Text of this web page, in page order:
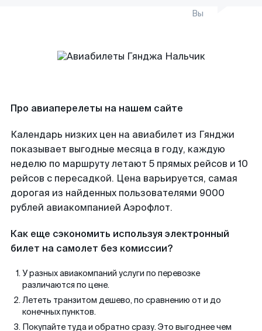
Вы
Про авиаперелеты на нашем сайте
Календарь низких цен на авиабилет из Гянджи
показывает выгодные месяца в году, каждую
неделю по маршруту летают 5 прямых рейсов и 10
рейсов с пересадкой. Цена варьируется, самая
дорогая из найденных пользователями 9000
рублей авиакомпанией Аэрофлот.
Как еще сэкономить используя электронный
билет на самолет без комиссии?
У разных авиакомпаний услуги по перевозке
различаются по цене.
Лететь транзитом дешево, по сравнению от и до
конечных пунктов.
Покупайте туда и обратно сразу. Это выгоднее чем